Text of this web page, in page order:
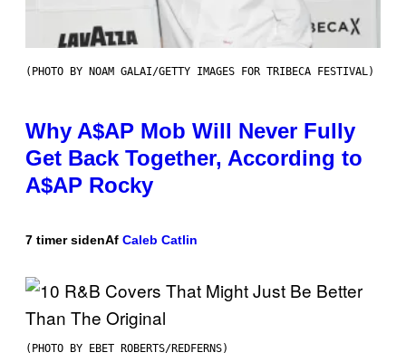
(PHOTO BY NOAM GALAI/GETTY IMAGES FOR TRIBECA FESTIVAL)
Why A$AP Mob Will Never Fully
Get Back Together, According to
A$AP Rocky
7 timer sidenAf Caleb Catlin
(PHOTO BY EBET ROBERTS/REDFERNS)